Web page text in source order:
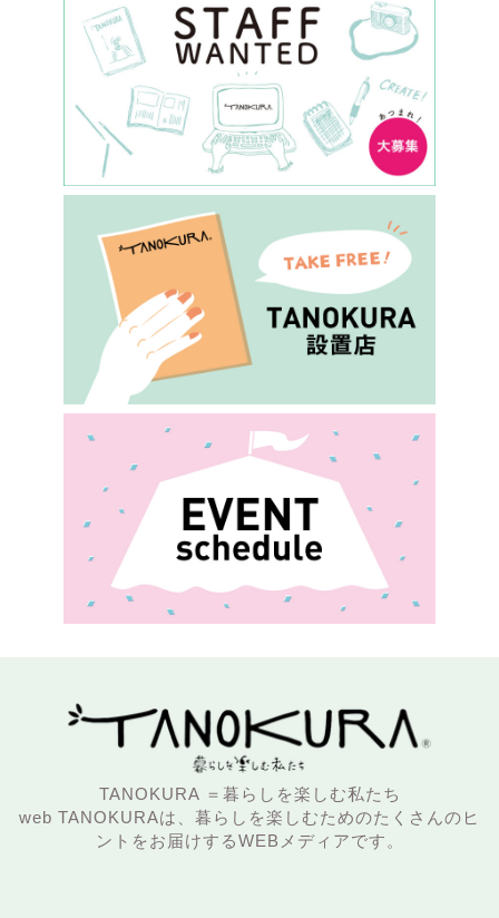
TANOKURA ＝暮らしを楽しむ私たち
web TANOKURAは、暮らしを楽しむためのたくさんのヒ
ントをお届けするWEBメディアです。